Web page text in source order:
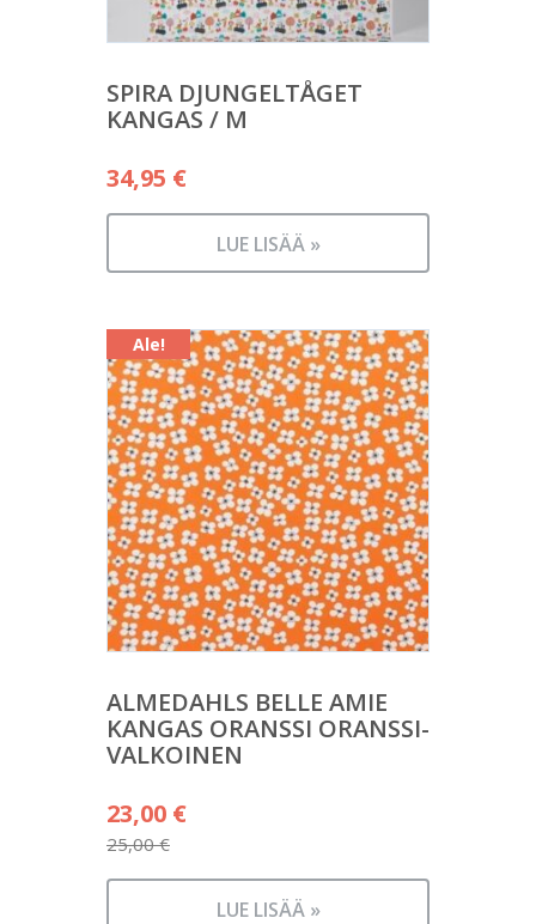
SPIRA DJUNGELTÅGET
KANGAS / M
34,95 €
LUE LISÄÄ »
Ale!
ALMEDAHLS BELLE AMIE
KANGAS ORANSSI ORANSSI-
VALKOINEN
25,00€
Alkuperäinen
hinta
oli:
23,00 €
Nykyinen
LUE LISÄÄ »